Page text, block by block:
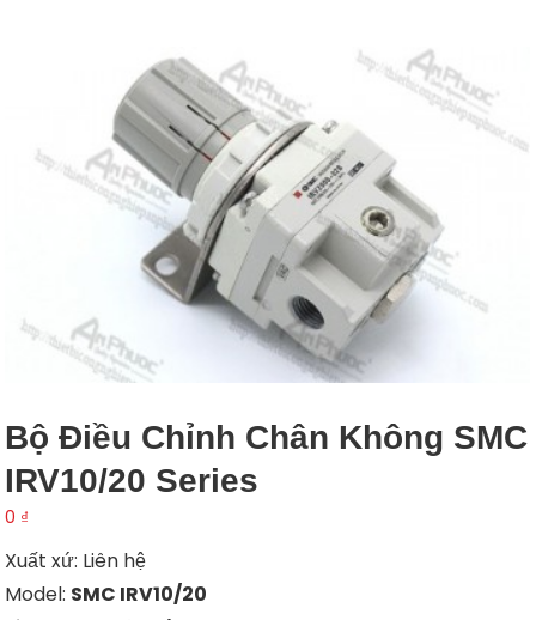
Bộ Điều Chỉnh Chân Không SMC
IRV10/20 Series
0 ₫
Xuất xứ: Liên hệ
Model: SMC IRV10/20